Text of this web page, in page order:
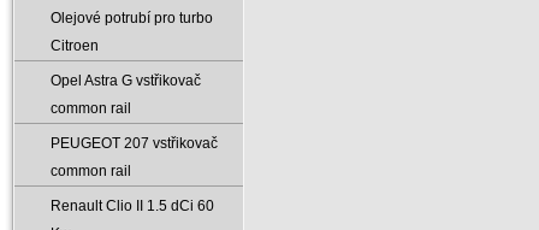
Olejové potrubí pro turbo
Citroen
Opel Astra G vstřikovač
common rail
PEUGEOT 207 vstřikovač
common rail
Renault Clio II 1.5 dCi 60